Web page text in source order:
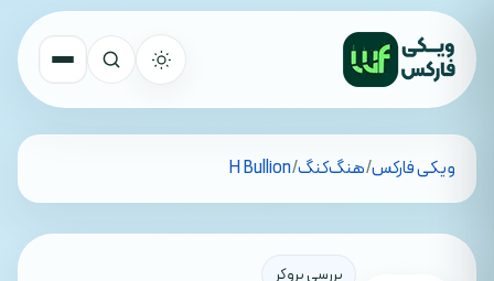
تمام کشورهاویکی فارکس/هنگ‌کنگ/
H Bullion
بررسی بروکر